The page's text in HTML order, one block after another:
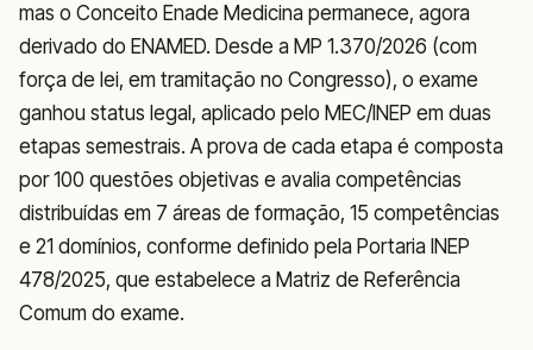
mas o Conceito Enade Medicina permanece, agora
derivado do ENAMED. Desde a MP 1.370/2026 (com
força de lei, em tramitação no Congresso), o exame
ganhou status legal, aplicado pelo MEC/INEP em duas
etapas semestrais. A prova de cada etapa é composta
por 100 questões objetivas e avalia competências
distribuídas em 7 áreas de formação, 15 competências
e 21 domínios, conforme definido pela Portaria INEP
478/2025, que estabelece a Matriz de Referência
Comum do exame.